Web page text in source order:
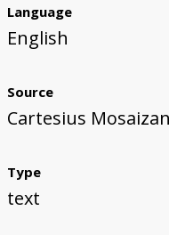
Project
Language
English
Source
Cartesius
Type
text